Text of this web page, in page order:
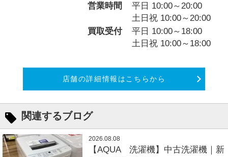
営業時間
平日 10:00～20:00
土日祝 10:00～20:00
買取受付
平日 10:00～18:00
土日祝 10:00～18:00
店舗の詳細情報はこちらから
関連するブログ
2026.08.08
【AQUA 洗濯機】中古洗濯機｜新